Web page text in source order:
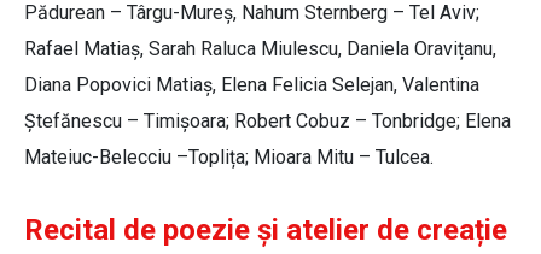
Pădurean – Târgu-Mureș, Nahum Sternberg – Tel Aviv;
Rafael Matiaș, Sarah Raluca Miulescu, Daniela Oravițanu,
Diana Popovici Matiaș, Elena Felicia Selejan, Valentina
Ștefănescu – Timișoara; Robert Cobuz – Tonbridge; Elena
Mateiuc-Belecciu –Toplița; Mioara Mitu – Tulcea.
Recital de poezie și atelier de creație